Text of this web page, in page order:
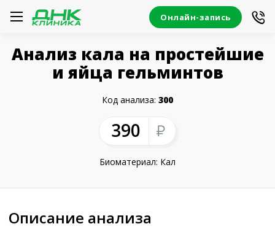
Онлайн-запись
Анализ кала на простейшие
и яйца гельминтов
Код анализа: 300
390
Биоматериал: Кал
Описание анализа